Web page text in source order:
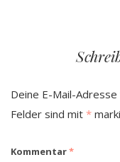
Deine E-Mail-
Felder sind mit *
Kommentar*